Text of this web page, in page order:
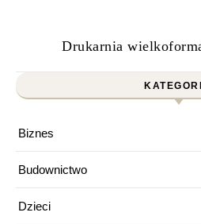
Drukarnia
Biznes
Budownictwo
Dzieci